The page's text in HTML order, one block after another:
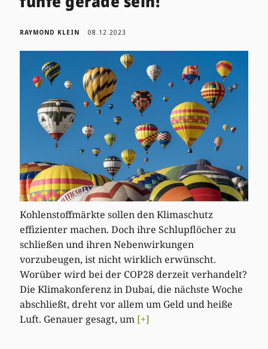
RAYMOND KLEIN 08.12.2023
Kohlenstoffmärkte sollen den Klimaschutz
effizienter machen. Doch ihre Schlupflöcher zu
schließen und ihren Nebenwirkungen
vorzubeugen, ist nicht wirklich erwünscht.
Worüber wird bei der COP28 derzeit verhandelt?
Die Klimakonferenz in Dubai, die nächste Woche
abschließt, dreht vor allem um Geld und heiße
Luft. Genauer gesagt, um [+]